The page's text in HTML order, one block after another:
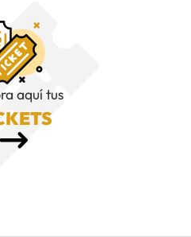
aquí tus